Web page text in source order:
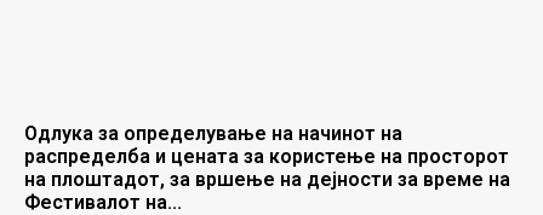
Одлука за определување на начинот на
распределба и цената за користење на просторот
на плоштадот, за вршење на дејности за време на
Фестивалот на...